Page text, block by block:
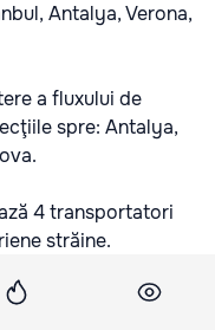
Antalya, Verona,
a fluxului de
spre: Antalya,
4 transportatori
străine.
в Google